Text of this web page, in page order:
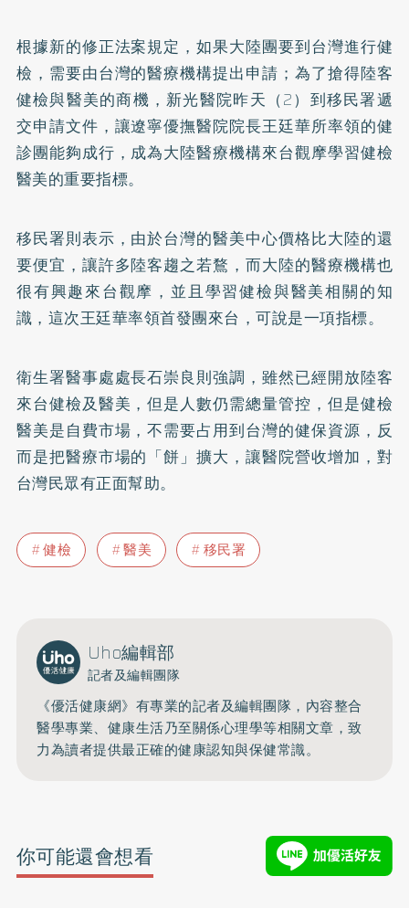
根據新的修正法案規定，如果大陸團要到台灣進行健
檢，需要由台灣的醫療機構提出申請；為了搶得陸客
健檢與醫美的商機，新光醫院昨天（2）到移民署遞
交申請文件，讓遼寧優撫醫院院長王廷華所率領的健
診團能夠成行，成為大陸醫療機構來台觀摩學習健檢
醫美的重要指標。
移民署則表示，由於台灣的醫美中心價格比大陸的還
要便宜，讓許多陸客趨之若鶩，而大陸的醫療機構也
很有興趣來台觀摩，並且學習健檢與醫美相關的知
識，這次王廷華率領首發團來台，可說是一項指標。
衛生署醫事處處長石崇良則強調，雖然已經開放陸客
來台健檢及醫美，但是人數仍需總量管控，但是健檢
醫美是自費市場，不需要占用到台灣的健保資源，反
而是把醫療市場的「餅」擴大，讓醫院營收增加，對
台灣民眾有正面幫助。
健檢 醫美 移民署
Uho編輯部
記者及編輯團隊
《優活健康網》有專業的記者及編輯團隊，內容整合
醫學專業、健康生活乃至關係心理學等相關文章，致
力為讀者提供最正確的健康認知與保健常識。
你可能還會想看